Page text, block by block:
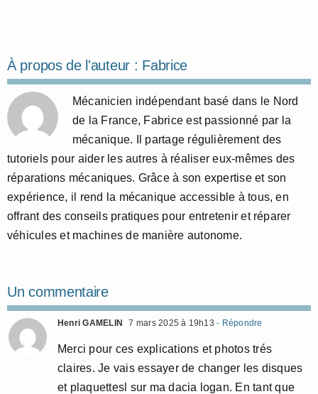
À propos de l'auteur : Fabrice
Mécanicien indépendant basé dans le Nord
de la France, Fabrice est passionné par la
mécanique. Il partage régulièrement des
tutoriels pour aider les autres à réaliser eux-mêmes des
réparations mécaniques. Grâce à son expertise et son
expérience, il rend la mécanique accessible à tous, en
offrant des conseils pratiques pour entretenir et réparer
véhicules et machines de manière autonome.
Un commentaire
Henri GAMELIN 7 mars 2025 à 19h13 - Répondre
Merci pour ces explications et photos trés
claires. Je vais essayer de changer les disques
et plaquettesl sur ma dacia logan. En tant que